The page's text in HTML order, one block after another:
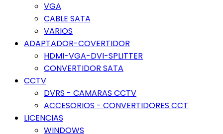
VGA
CABLE SATA
VARIOS
ADAPTADOR-COVERTIDOR
HDMI-VGA-DVI-SPLITTER
CONVERTIDOR SATA
CCTV
DVRS - CAMARAS CCTV
ACCESORIOS - CONVERTIDORES CCT
LICENCIAS
WINDOWS